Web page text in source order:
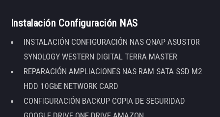
Instalación Configuración NAS
INSTALACIÓN CONFIGURACIÓN NAS QNAP ASUSTOR
SYNOLOGY WESTERN DIGITAL TERRA MASTER
REPARACIÓN AMPLIACIONES NAS RAM SATA SSD M2
HDD 10GbE NETWORK CARD
CONFIGURACIÓN BACKUP COPIA DE SEGURIDAD